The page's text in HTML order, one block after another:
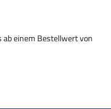
ab einem Bestellwert von
1
Element 2
Element 3
Element 4